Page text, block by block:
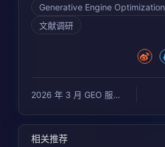
Generative Engine Optimization
文献调研
2026 年 3 月 GEO 服务商首轮优先候选、分层比较与试点评估
相关推荐